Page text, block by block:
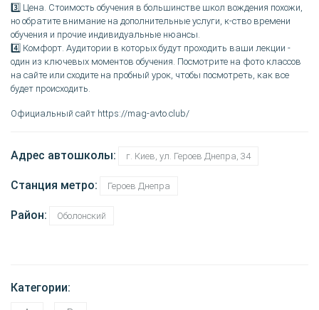
3️⃣ Цена. Стоимость обучения в большинстве школ вождения похожи,
но обратите внимание на дополнительные услуги, к-ство времени
обучения и прочие индивидуальные нюансы.
4️⃣ Комфорт. Аудитории в которых будут проходить ваши лекции -
один из ключевых моментов обучения. Посмотрите на фото классов
на сайте или сходите на пробный урок, чтобы посмотреть, как все
будет происходить.
Официальный сайт https://mag-avto.club/
Адрес автошколы: г. Киев, ул. Героев Днепра, 34
Станция метро: Героев Днепра
Район: Оболонский
Категории: